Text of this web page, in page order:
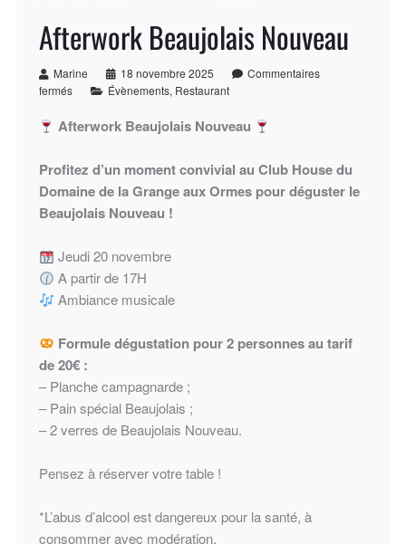
Afterwork Beaujolais Nouveau
Marine 18 novembre 2025
Commentaires
fermés
Évènements, Restaurant
Afterwork Beaujolais Nouveau
Profitez d’un moment convivial au Club House du
Domaine de la Grange aux Ormes pour déguster le
Beaujolais Nouveau !
Jeudi 20 novembre
A partir de 17H
Ambiance musicale
Formule dégustation pour 2 personnes au tarif
de 20€ :
– Planche campagnarde ;
– Pain spécial Beaujolais ;
– 2 verres de Beaujolais Nouveau.
Pensez à réserver votre table !
*L’abus d’alcool est dangereux pour la santé, à
consommer avec modération.